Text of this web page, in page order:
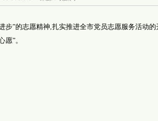
”的志愿精神,扎实推进全市党员志愿服务活动的
”。